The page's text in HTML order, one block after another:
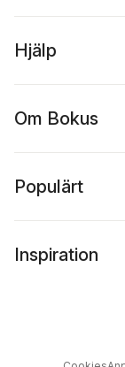
Hjälp
Om Bokus
Populärt
Inspiration